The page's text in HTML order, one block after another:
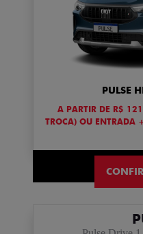
PULSE
A PARTIR DE R$
TROCA) OU ENTRADA